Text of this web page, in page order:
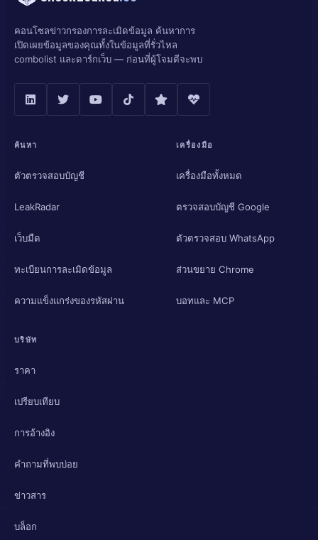
คอนโซลข่าวกรองการละเมิดข้อมูล ค้นหาการ
เปิดเผยข้อมูลของคุณทั้งในข้อมูลที่รั่วไหล
combolist และดาร์กเว็บ — ก่อนที่ผู้โจมตีจะพบ
ค้นหา
ตัวตรวจสอบบัญชี
LeakRadar
เว็บมืด
ทะเบียนการละเมิดข้อมูล
ความแข็งแกร่งของรหัสผ่าน
เครื่องมือ
เครื่องมือทั้งหมด
ตรวจสอบบัญชี Google
ตัวตรวจสอบ WhatsApp
ส่วนขยาย Chrome
บอทและ MCP
บริษัท
ราคา
เปรียบเทียบ
การอ้างอิง
คำถามที่พบบ่อย
ข่าวสาร
บล็อก